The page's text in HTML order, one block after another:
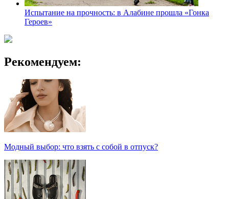
Испытание на прочность: в Алабине прошла «Гонка
Героев»
Рекомендуем:
Модный выбор: что взять с собой в отпуск?